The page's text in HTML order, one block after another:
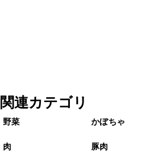
関連カテゴリ
野菜 かぼちゃ
肉 豚肉